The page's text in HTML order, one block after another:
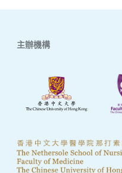
主辦機構